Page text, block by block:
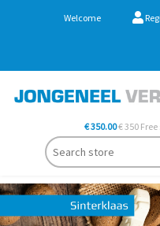
Welcome
€ 350.00€ 350